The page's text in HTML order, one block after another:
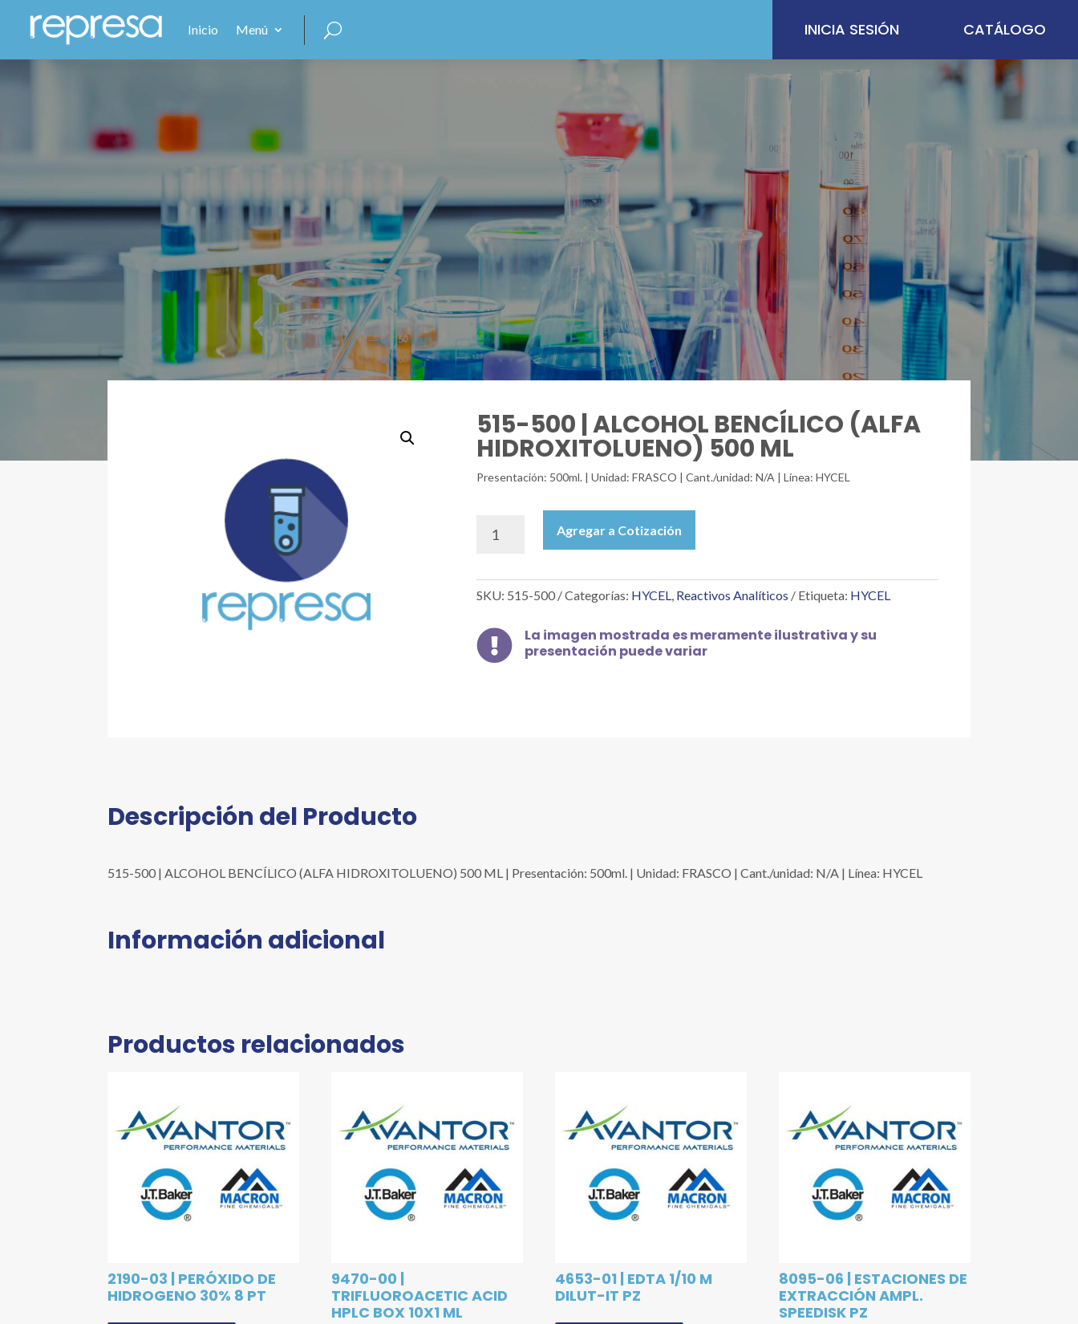
Inicio Menú INICIA SESIÓN CATÁLOGO
515-500 | ALCOHOL BENCÍLICO (ALFA
HIDROXITOLUENO) 500 ML
Presentación: 500ml. | Unidad: FRASCO | Cant./unidad: N/A | Línea: HYCEL
500
ALCOHOL
BENCÍLICO
HIDROXITOLUENO)
500
Agregar a Cotización
SKU: 515-500 Categorías: HYCEL, Reactivos Analíticos Etiqueta: HYCEL

La imagen mostrada es meramente ilustrativa y su
presentación puede variar
Descripción del Producto
515-500 | ALCOHOL BENCÍLICO (ALFA HIDROXITOLUENO) 500 ML | Presentación: 500ml. | Unidad: FRASCO | Cant./unidad: N/A | Línea: HYCEL
Información adicional
Productos relacionados
2190-03 | PERÓXIDO DE
HIDROGENO 30% 8 PT
9470-00 |
TRIFLUOROACETIC ACID
HPLC BOX 10X1 ML
4653-01 | EDTA 1/10 M
DILUT-IT PZ
8095-06 | ESTACIONES DE
EXTRACCIÓN AMPL.
SPEEDISK PZ